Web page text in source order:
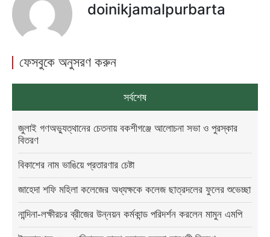
doinikjamalpurbarta
ফেসবুকে অনুসরণ করুন
সর্বশেষ
জুলাই গণঅভ্যুত্থানের চেতনায় বকশীগঞ্জে আলোচনা সভা ও পুরস্কার
বিতরণ
বিকাশের নাম ভাঙিয়ে প্রতারণার চেষ্টা
জাহেদা শফি মহিলা কলেজের অধ্যক্ষকে কলেজ ছাত্রদলের ফুলের শুভেচ্ছা
নান্দিনা-লক্ষীরচর ব্রীজের উন্নয়ন কর্মকান্ড পরিদর্শন করলেন মামুন এমপি